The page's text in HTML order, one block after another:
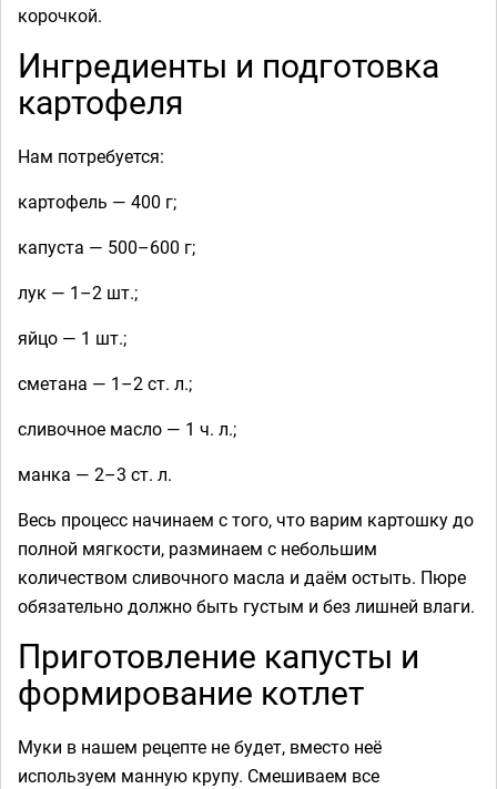
корочкой.
Ингредиенты и подготовка
картофеля
Нам потребуется:
картофель — 400 г;
капуста — 500–600 г;
лук — 1–2 шт.;
яйцо — 1 шт.;
сметана — 1–2 ст. л.;
сливочное масло — 1 ч. л.;
манка — 2–3 ст. л.
Весь процесс начинаем с того, что варим картошку до
полной мягкости, разминаем с небольшим
количеством сливочного масла и даём остыть. Пюре
обязательно должно быть густым и без лишней влаги.
Приготовление капусты и
формирование котлет
Муки в нашем рецепте не будет, вместо неё
используем манную крупу. Смешиваем все